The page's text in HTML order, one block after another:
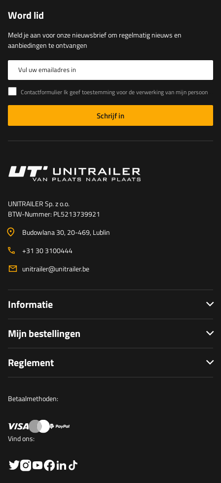
Word lid
Meld je aan voor onze nieuwsbrief om regelmatig nieuws en
aanbiedingen te ontvangen
Vul uw emailadres in
Contactformulier Ik geef toestemming voor de verwerking van mijn persoonlijke gegevens in het contactformulier in overeenstemming met de Verordening van het Europees Parlement en de Raad (EU)
Schrijf in
UNITRAILER Sp. z o.o.
BTW-Nummer: PL5213739921
Budowlana 30, 20-469, Lublin
+31 30 3100444
unitrailer@unitrailer.be
Informatie
Mijn bestellingen
Reglement
Betaalmethoden:
Vind ons: